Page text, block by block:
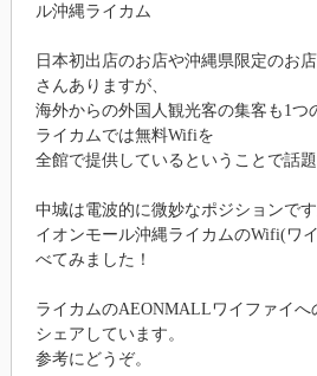
ル沖縄ライカム
日本初出店のお店や沖縄県限定のお
さんありますが、
海外からの外国人観光客の集客も1つ
ライカムでは無料Wifiを
全館で提供しているということで話題
中城は電波的に微妙なポジションです
イオンモール沖縄ライカムのWifi(ワ
べてみました！
ライカムのAEONMALLワイファイへ
シェアしています。
参考にどうぞ。